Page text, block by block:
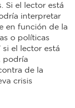
Si el lector está
interpretar
en función de la
o políticas
si el lector está
podría
de la
crisis